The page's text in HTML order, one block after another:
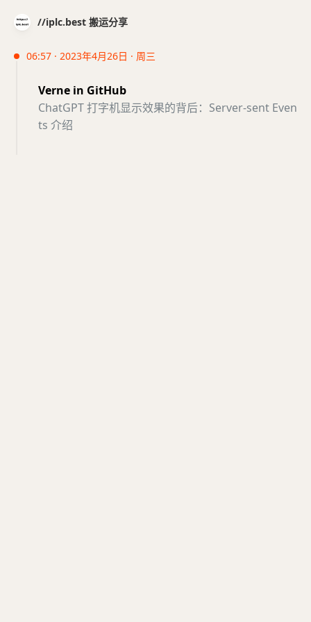
//iplc.best 搬运分享
06:57 · 2023年4月26日 · 周三
Verne in GitHub
ChatGPT 打字机显示效果的背后：Server-sent Even
ts 介绍